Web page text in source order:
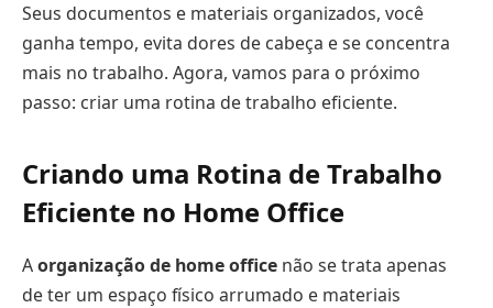
Seus documentos e materiais organizados, você
ganha tempo, evita dores de cabeça e se concentra
mais no trabalho. Agora, vamos para o próximo
passo: criar uma rotina de trabalho eficiente.
Criando uma Rotina de Trabalho
Eficiente no Home Office
Aorganização de home office não se trata apenas
de ter um espaço físico arrumado e materiais